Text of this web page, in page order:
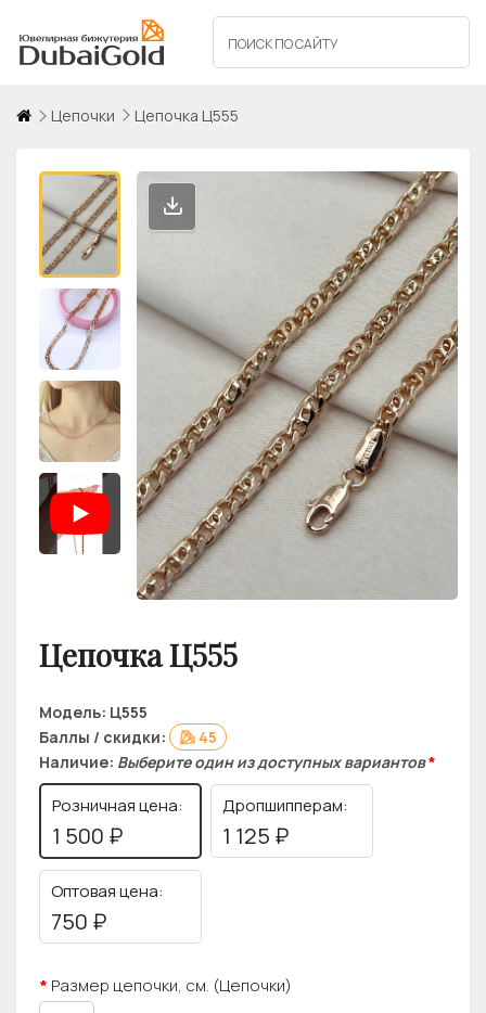
Цепочки Цепочка Ц555
Цепочка Ц555
Модель: Ц555
Баллы / скидки:
45
Наличие: Выберите один из доступных вариантов*
Розничная цена:
1 500 ₽
Дропшипперам:
1 125 ₽
Оптовая цена:
750 ₽
Размер цепочки, см. (Цепочки)